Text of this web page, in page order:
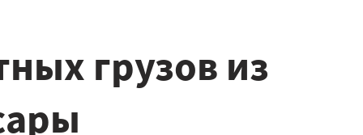
грузов из